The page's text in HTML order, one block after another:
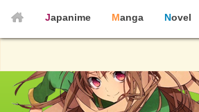
Japanime Manga Novel